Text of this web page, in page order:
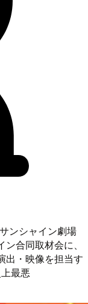
ンシャイン劇場
合同取材会に、
出・映像を担当す
最悪